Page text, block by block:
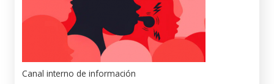
Canal interno de información